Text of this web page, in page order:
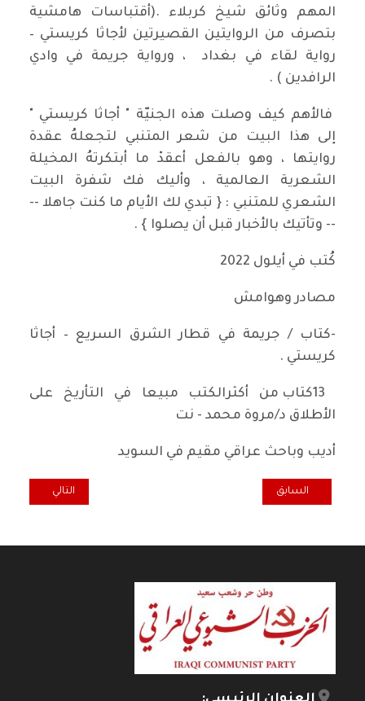
المهم وثائق شيخ كربلاء .(أقتباسات هامشية
بتصرف من الروايتين القصيرتين لأجاثا كريستي –
رواية لقاء في بغداد ، ورواية جريمة في وادي
الرافدين ) .
فالأهم كيف وصلت هذه الجنيّة " أجاثا كريستي "
إلى هذا البيت من شعر المتنبي لتجعلهُ عقدة
روايتها ، وهو بالفعل أعقدْ ما أبتكرتهُ المخيلة
الشعرية العالمية ، وأليك فك شفرة البيت
الشعري للمتنبي : { تبدي لك الأيام ما كنت جاهلا --
-- وتأتيك بالأخبار قبل أن يصلوا } .
كُتب في أيلول 2022
مصادر وهوامش
-كتاب / جريمة في قطار الشرق السريع – أجاثا
كريستي .
13كتاب من أكثرالكتب مبيعا في التأريخ على
الأطلاق د/مروة محمد - نت
أديب وباحث عراقي مقيم في السويد
المقال السابق: عصفورٌ يقود بصري
السابق المقال التالي:
التالي